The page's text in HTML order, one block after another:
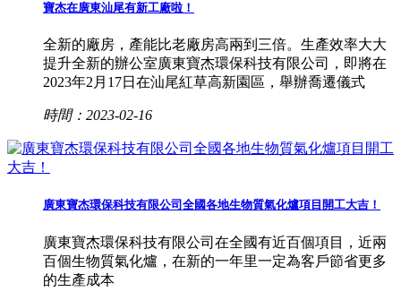
寶杰在廣東汕尾有新工廠啦！
全新的廠房，產能比老廠房高兩到三倍。生產效率大大
提升全新的辦公室廣東寶杰環保科技有限公司，即將在
2023年2月17日在汕尾紅草高新園區，舉辦喬遷儀式
時間：2023-02-16
廣東寶杰環保科技有限公司全國各地生物質氣化爐項目開工大吉！
廣東寶杰環保科技有限公司在全國有近百個項目，近兩
百個生物質氣化爐，在新的一年里一定為客戶節省更多
的生產成本